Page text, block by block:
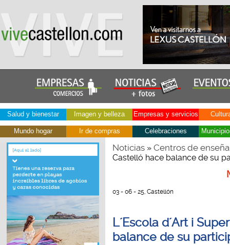
Salud y bienestar Imagen y belleza Empresas y servicios
Mundo hogar Ir de compras Celebraciones
Noticias» Centros de
Castelló hace balance de su
03 - 06 - 25, Castellón
L´Escola d´Art i
balance de su